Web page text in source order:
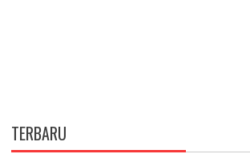
TERBARU